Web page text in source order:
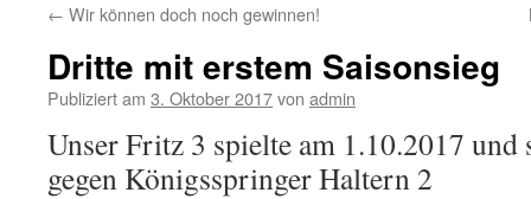
← Wir können doch noch gewinnen!
Dritte mit erstem Saisonsieg
Publiziert am 3. Oktober 2017von admin
Unser Fritz 3 spielte am 1.10.2017 und
gegen Königsspringer Haltern 2